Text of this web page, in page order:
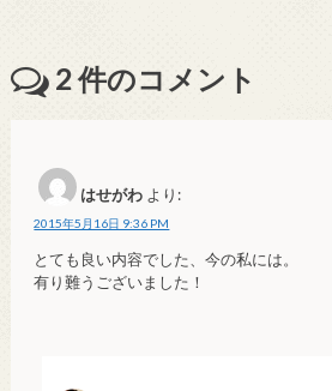
2件のコメント
はせがわ より:
2015年5月16日 9:36 PM
とても良い内容でした、今の私には。
有り難うございました！